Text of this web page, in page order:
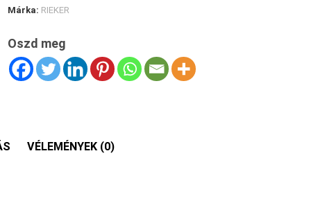
Márka: RIEKER
Oszd meg
VÉLEMÉNYEK (0)